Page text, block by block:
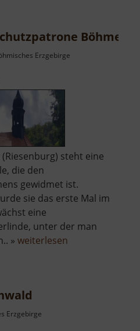
Böhmens
Erzgebirge
steht eine
die den
gewidmet ist.
sie das erste Mal im
eine
unter der man
» weiterlesen
Erzgebirge